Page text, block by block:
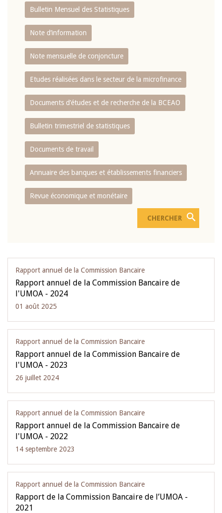
Bulletin Mensuel des Statistiques
Note d’information
Note mensuelle de conjoncture
Etudes réalisées dans le secteur de la microfinance
Documents d’études et de recherche de la BCEAO
Bulletin trimestriel de statistiques
Documents de travail
Annuaire des banques et établissements financiers
Revue économique et monétaire
Rapport annuel de la Commission Bancaire
Rapport annuel de la Commission Bancaire de
l'UMOA - 2024
01 août 2025
Rapport annuel de la Commission Bancaire
Rapport annuel de la Commission Bancaire de
l'UMOA - 2023
26 juillet 2024
Rapport annuel de la Commission Bancaire
Rapport annuel de la Commission Bancaire de
l'UMOA - 2022
14 septembre 2023
Rapport annuel de la Commission Bancaire
Rapport de la Commission Bancaire de l’UMOA -
2021